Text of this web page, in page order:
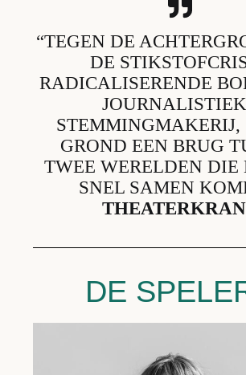
“TEGEN DE
DE
RADICALISERENDE
STEMMINGMAKERIJ,
GROND EEN BRUG
TWEE WERELDEN DIE
SNEL SAMEN
DE